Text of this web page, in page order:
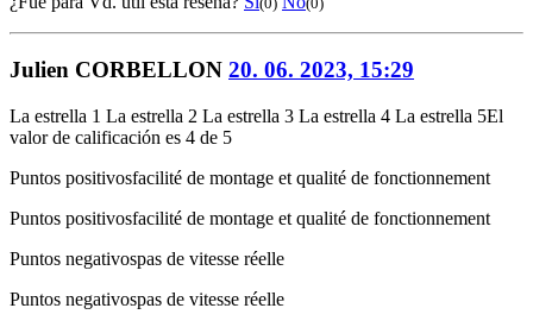
Julien CORBELLON 20. 06. 2023, 15:29
La estrella 1 La estrella 2 La estrella 3 La estrella 4 La estrella 5El
valor de calificación es 4 de 5
Puntos positivosfacilité de montage et qualité de fonctionnement
Puntos positivosfacilité de montage et qualité de fonctionnement
Puntos negativospas de vitesse réelle
Puntos negativospas de vitesse réelle